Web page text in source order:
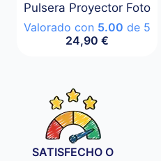
Pulsera Proyector Foto
Valorado con 5.00 de 5
24,90 €
SATISFECHO O